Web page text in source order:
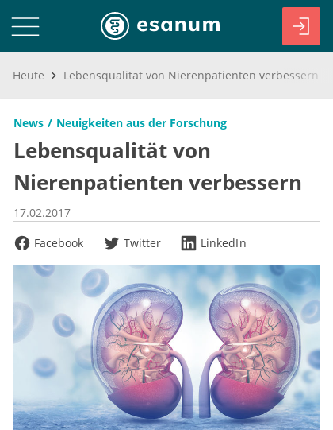
Heute Lebensqualität von Nierenpatienten verbessern
News Neuigkeiten aus der Forschung
Lebensqualität von
Nierenpatienten verbessern
17.02.2017
Facebook
Twitter LinkedIn